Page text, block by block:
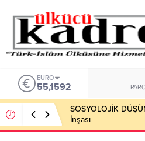
EURO
55,1592
SOSYOLOJİK
İnşası